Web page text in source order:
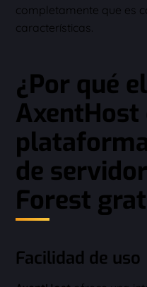
completamente que es
características.
¿Por qué
de
Forest
Facilidad de uso